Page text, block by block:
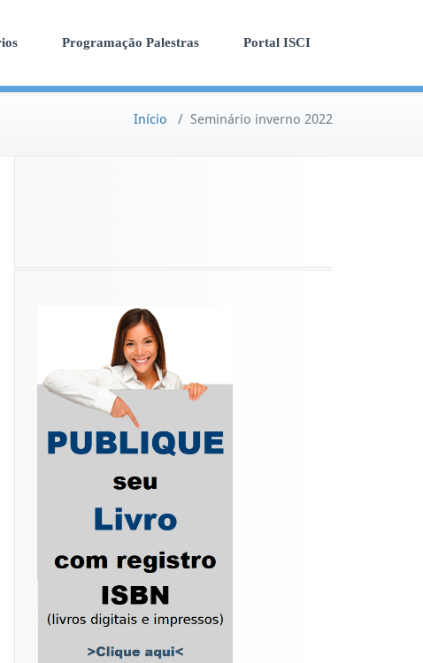
Programação Palestras Portal ISCI
Início / Seminário inverno 2022